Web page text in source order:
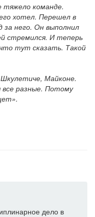
тяжело команде.
хотел. Перешел в
за него. Он выполнил
стремился. И теперь
тут сказать. Такой
Майконе.
разные. Потому
дело в